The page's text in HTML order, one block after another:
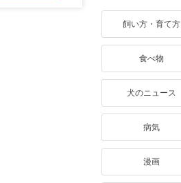
飼い方・育て方
食べ物
犬のニュース
病気
漫画